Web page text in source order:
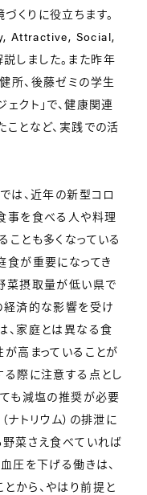
くりに役立ちます。
Attractive, Social,
しました。また昨年
所、後藤ゼミの学生
クト」で、健康関連
となど、実践での活
は、近年の新型コロ
事を食べる人や料理
とも多くなっている
食が重要になってき
菜摂取量が低い県で
経済的な影響を受け
、家庭とは異なる食
高まっていることが
る際に注意する点とし
も減塩の推奨が必要
ナトリウム）の排泄に
野菜さえ食べていれば
圧を下げる働きは、
から、やはり前提と